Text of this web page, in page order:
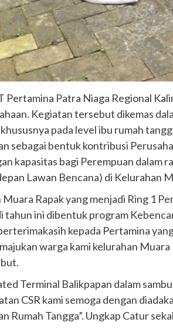
Patra Niaga Regional
Kegiatan tersebut dikemas
pada level ibu rumah
sebagai bentuk kontribusi
kapasitas bagi Perempuan dalam
Lawan Bencana) di Kelurahan
Rapak yang menjadi Ring 1
ini dibentuk program
kepada Pertamina
warga kami kelurahan
Terminal Balikpapan dalam
CSR kami semoga dengan
Rumah Tangga”. Ungkap Catur